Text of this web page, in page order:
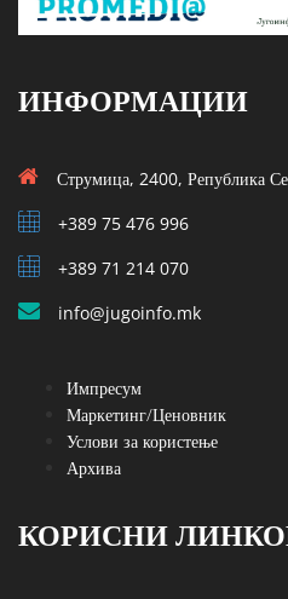
ИНФОРМАЦИИ
Струмица, 2400, Република
+389 75 476 996
+389 71 214 070
info@jugoinfo.mk
Импресум
Маркетинг/Ценовник
Услови за користење
Архива
КОРИСНИ